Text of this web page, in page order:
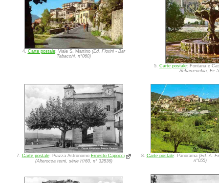
4. Carte postale: Viale S. Martino (Ed. Fiorini - Bar
Tabacchi, n°060)
5. Carte postale: Fontana e
Scharnecchia, Ee
7. Carte postale: Piazza Astronomo Ernesto Capocci
(Alterocca terni, série H/60, n° 32836)
8. Carte postale: Panorama (Ed. A.
n°055)